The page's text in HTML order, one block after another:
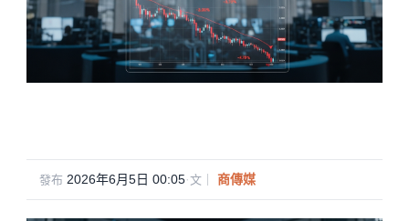
發布 2026年6月5日 00:05·文｜ 商傳媒